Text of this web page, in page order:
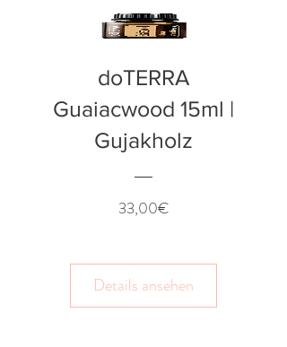
doTERRA
Guaiacwood 15ml |
Gujakholz
33,00€Preis
Details ansehen